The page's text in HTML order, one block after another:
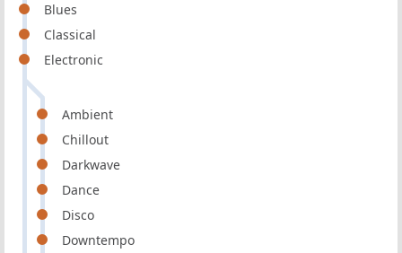
Blues
Classical
Electronic
Ambient
Chillout
Darkwave
Dance
Disco
Downtempo